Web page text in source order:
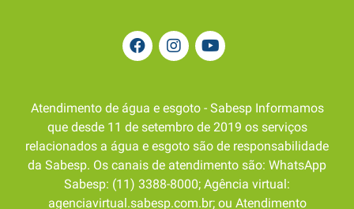
Atendimento de água e esgoto - Sabesp Informamos
que desde 11 de setembro de 2019 os serviços
relacionados a água e esgoto são de responsabilidade
da Sabesp. Os canais de atendimento são: WhatsApp
Sabesp: (11) 3388-8000; Agência virtual:
agenciavirtual.sabesp.com.br; ou Atendimento